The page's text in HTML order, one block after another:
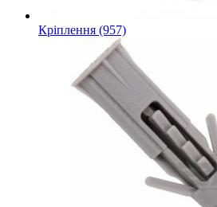
Кріплення (957)